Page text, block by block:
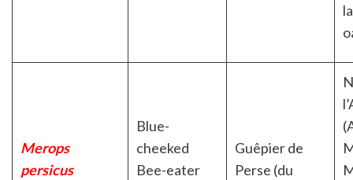
Merops
persicus
Blue-
cheeked
Bee-eater
Guêpier de
Perse (du